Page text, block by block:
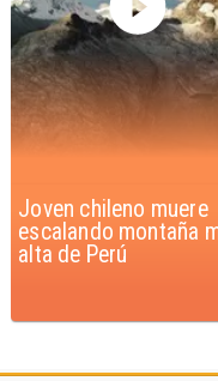
Joven chileno muere
escalando montaña
alta de Perú